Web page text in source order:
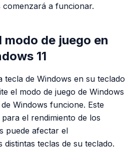
comenzará a funcionar.
modo de juego en
11
tecla de Windows en su teclado
el modo de juego de Windows
Windows funcione. Este
el rendimiento de los
puede afectar el
teclas de su teclado.